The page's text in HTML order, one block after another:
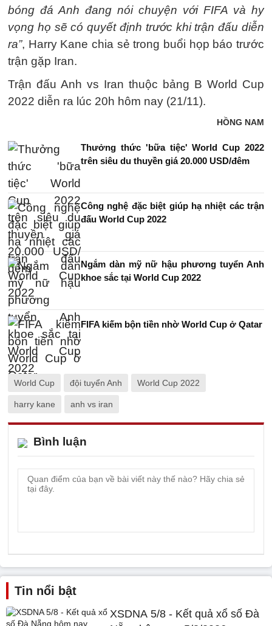
bóng đá Anh đang nói chuyện với FIFA và hy
vọng họ sẽ có quyết định trước khi trận đấu diễn
ra”, Harry Kane chia sẻ trong buổi họp báo trước
trận gặp Iran.
Trận đấu Anh vs Iran thuộc bảng B World Cup
2022 diễn ra lúc 20h hôm nay (21/11).
HỒNG NAM
Thưởng thức 'bữa tiệc' World Cup 2022
trên siêu du thuyền giá 20.000 USD/đêm
Công nghệ đặc biệt giúp hạ nhiệt các trận
đấu World Cup 2022
Ngắm dàn mỹ nữ hậu phương tuyển Anh
khoe sắc tại World Cup 2022
FIFA kiếm bộn tiền nhờ World Cup ở Qatar
World Cup đội tuyển Anh World Cup 2022
harry kane anh vs iran
Bình luận
Tin nổi bật
XSDNA 5/8 - Kết quả xổ số Đà